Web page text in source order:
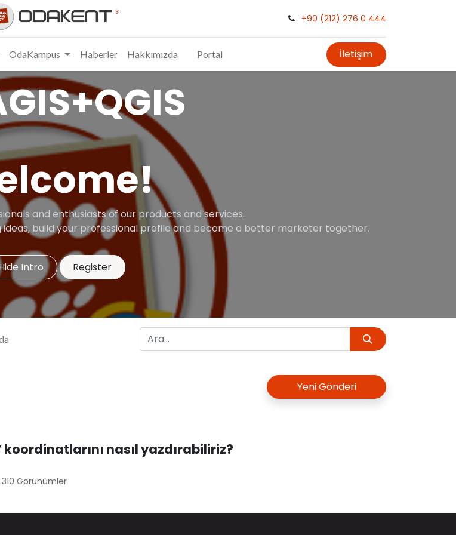
+90 (212) 276 0 444
OdaKampus Haberler Hakkımızda Portal İletişim
and enthusiasts of our products and services.
build your professional profile and become a better marketer together.
Intro Register
Yeni Gönderi
nasıl yazdırabiliriz?
Görünümler